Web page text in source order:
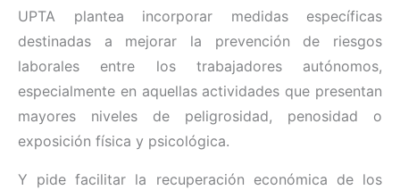
UPTA plantea incorporar medidas específicas
destinadas a mejorar la prevención de riesgos
laborales entre los trabajadores autónomos,
especialmente en aquellas actividades que presentan
mayores niveles de peligrosidad, penosidad o
exposición física y psicológica.
Y pide facilitar la recuperación económica de los